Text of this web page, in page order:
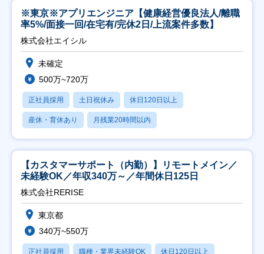
※東京※アプリエンジニア【健康経営優良法人/離職
率5%/面接一回/在宅有/完休2日/上流案件多数】
株式会社エイシル
未確定
500万~720万
正社員採用 土日祝休み 休日120日以上
産休・育休あり 月残業20時間以内
【カスタマーサポート（内勤）】リモートメイン／
未経験OK／年収340万～／年間休日125日
株式会社RERISE
東京都
340万~550万
正社員採用 職種・業界未経験OK 休日120日以上